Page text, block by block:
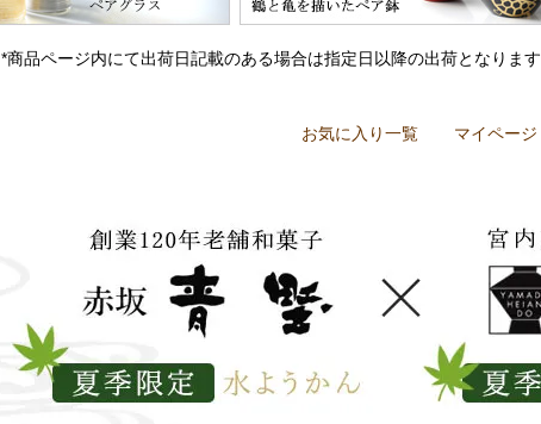
*商品ページ内にて出荷日記載のある場合は指定日以降の出荷となります
お気に入り一覧 マイページ